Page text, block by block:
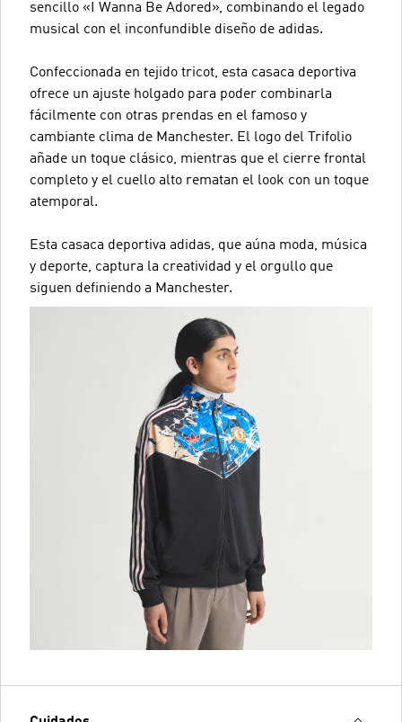
sencillo «I Wanna Be Adored», combinando el legado
musical con el inconfundible diseño de adidas.
Confeccionada en tejido tricot, esta casaca deportiva
ofrece un ajuste holgado para poder combinarla
fácilmente con otras prendas en el famoso y
cambiante clima de Manchester. El logo del Trifolio
añade un toque clásico, mientras que el cierre frontal
completo y el cuello alto rematan el look con un toque
atemporal.
Esta casaca deportiva adidas, que aúna moda, música
y deporte, captura la creatividad y el orgullo que
siguen definiendo a Manchester.